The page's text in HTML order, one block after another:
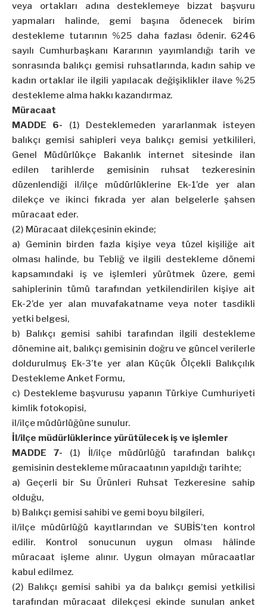
veya ortakları adına desteklemeye bizzat başvuru
yapmaları halinde, gemi başına ödenecek birim
destekleme tutarının %25 daha fazlası ödenir. 6246
sayılı Cumhurbaşkanı Kararının yayımlandığı tarih ve
sonrasında balıkçı gemisi ruhsatlarında, kadın sahip ve
kadın ortaklar ile ilgili yapılacak değişiklikler ilave %25
destekleme alma hakkı kazandırmaz.
Müracaat
MADDE 6- (1) Desteklemeden yararlanmak isteyen
balıkçı gemisi sahipleri veya balıkçı gemisi yetkilileri,
Genel Müdürlükçe Bakanlık internet sitesinde ilan
edilen tarihlerde gemisinin ruhsat tezkeresinin
düzenlendiği il/ilçe müdürlüklerine Ek-1’de yer alan
dilekçe ve ikinci fıkrada yer alan belgelerle şahsen
müracaat eder.
(2) Müracaat dilekçesinin ekinde;
a) Geminin birden fazla kişiye veya tüzel kişiliğe ait
olması halinde, bu Tebliğ ve ilgili destekleme dönemi
kapsamındaki iş ve işlemleri yürütmek üzere, gemi
sahiplerinin tümü tarafından yetkilendirilen kişiye ait
Ek-2’de yer alan muvafakatname veya noter tasdikli
yetki belgesi,
b) Balıkçı gemisi sahibi tarafından ilgili destekleme
dönemine ait, balıkçı gemisinin doğru ve güncel verilerle
doldurulmuş Ek-3’te yer alan Küçük Ölçekli Balıkçılık
Destekleme Anket Formu,
c) Destekleme başvurusu yapanın Türkiye Cumhuriyeti
kimlik fotokopisi,
il/ilçe müdürlüğüne sunulur.
İl/ilçe müdürlüklerince yürütülecek iş ve işlemler
MADDE 7- (1) İl/ilçe müdürlüğü tarafından balıkçı
gemisinin destekleme müracaatının yapıldığı tarihte;
a) Geçerli bir Su Ürünleri Ruhsat Tezkeresine sahip
olduğu,
b) Balıkçı gemisi sahibi ve gemi boyu bilgileri,
il/ilçe müdürlüğü kayıtlarından ve SUBİS’ten kontrol
edilir. Kontrol sonucunun uygun olması hâlinde
müracaat işleme alınır. Uygun olmayan müracaatlar
kabul edilmez.
(2) Balıkçı gemisi sahibi ya da balıkçı gemisi yetkilisi
tarafından müracaat dilekçesi ekinde sunulan anket